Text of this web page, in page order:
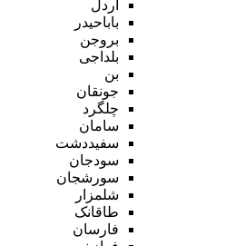
اردل
باباحیدر
بروجن
بلداجی
بن
جونقان
چلگرد
سامان
سفیددشت
سودجان
سورشجان
شلمزار
طاقانک
فارسان